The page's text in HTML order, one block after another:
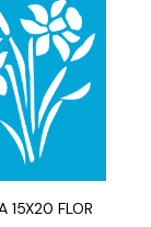
15X20 FLOR